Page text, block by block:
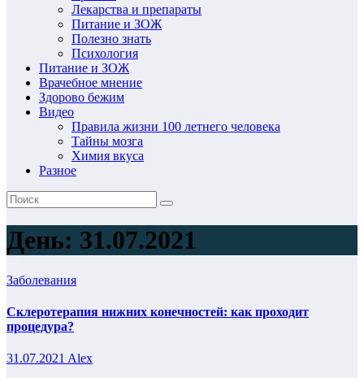
Лекарства и препараты
Питание и ЗОЖ
Полезно знать
Психология
Питание и ЗОЖ
Врачебное мнение
Здорово бежим
Видео
Правила жизни 100 летнего человека
Тайны мозга
Химия вкуса
Разное
День: 31.07.2021
Заболевания
Склеротерапия нижних конечностей: как проходит
процедура?
31.07.2021 Alex